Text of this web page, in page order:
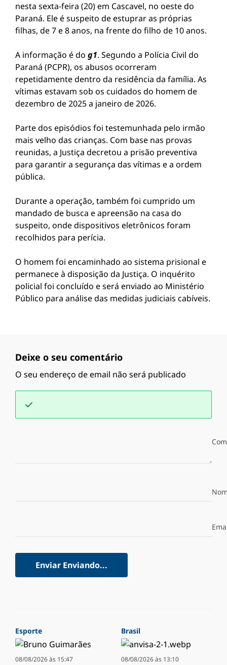
nesta sexta-feira (20) em Cascavel, no oeste do
Paraná. Ele é suspeito de estuprar as próprias
filhas, de 7 e 8 anos, na frente do filho de 10 anos.
A informação é do g1. Segundo a Polícia Civil do
Paraná (PCPR), os abusos ocorreram
repetidamente dentro da residência da família. As
vítimas estavam sob os cuidados do homem de
dezembro de 2025 a janeiro de 2026.
Parte dos episódios foi testemunhada pelo irmão
mais velho das crianças. Com base nas provas
reunidas, a Justiça decretou a prisão preventiva
para garantir a segurança das vítimas e a ordem
pública.
Durante a operação, também foi cumprido um
mandado de busca e apreensão na casa do
suspeito, onde dispositivos eletrônicos foram
recolhidos para perícia.
O homem foi encaminhado ao sistema prisional e
permanece à disposição da Justiça. O inquérito
policial foi concluído e será enviado ao Ministério
Público para análise das medidas judiciais cabíveis.
Deixe o seu comentário
O seu endereço de email não será publicado
Enviar Enviando...
Esporte
08/08/2026 às 15:47
Brasil
08/08/2026 às 13:10